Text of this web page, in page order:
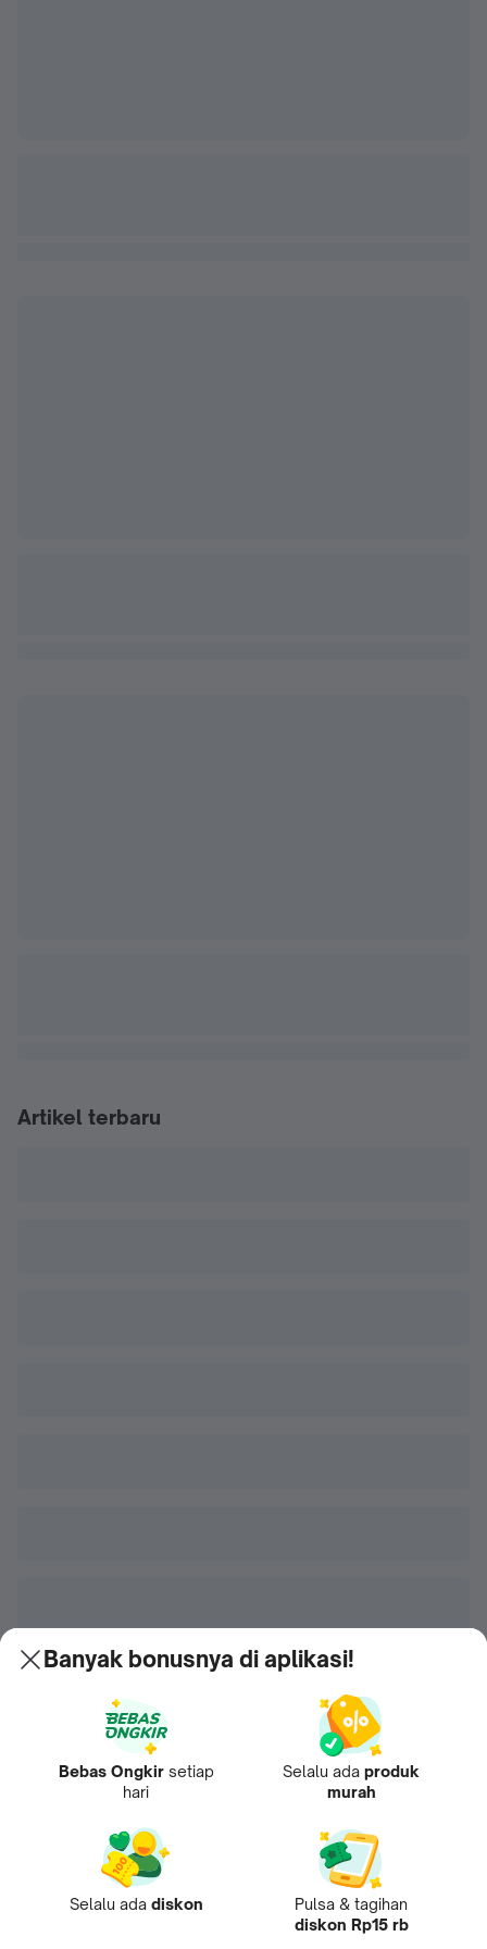
Artikel terbaru
Banyak bonusnya di aplikasi!
Bebas Ongkir setiap
hari
Selalu ada produk
murah
Selalu ada diskon
Pulsa & tagihan
diskon Rp15 rb